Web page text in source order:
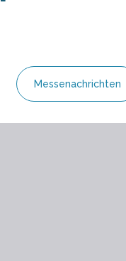
Messenachrichten